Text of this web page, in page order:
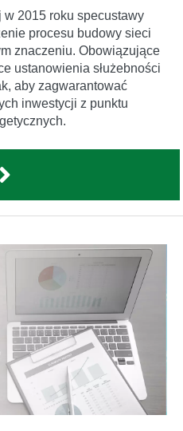
w 2015 roku specustawy
procesu budowy sieci
znaczeniu. Obowiązujące
ustanowienia służebności
aby zagwarantować
inwestycji z punktu